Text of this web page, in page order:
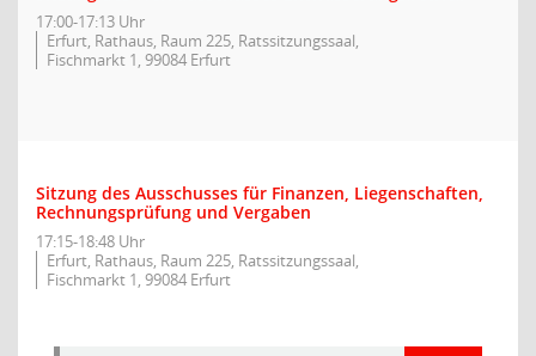
17:00-17:13 Uhr
Erfurt, Rathaus, Raum 225, Ratssitzungssaal,
Fischmarkt 1, 99084 Erfurt
Sitzung des Ausschusses für Finanzen, Liegenschaften,
Rechnungsprüfung und Vergaben
17:15-18:48 Uhr
Erfurt, Rathaus, Raum 225, Ratssitzungssaal,
Fischmarkt 1, 99084 Erfurt